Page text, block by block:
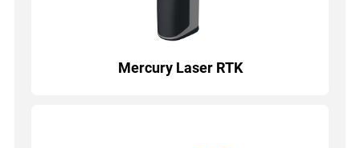
Mercury Laser RTK